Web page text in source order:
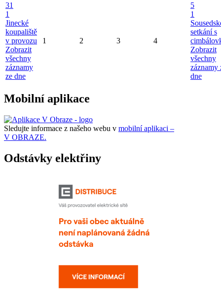
31
1
Jinecké
koupaliště
v provozu
Zobrazit
všechny
záznamy
ze dne
1 2 3 4
5
1
setkání s
Zobrazit
všechny
záznamy
dne
Mobilní aplikace
Sledujte informace z našeho webu v mobilní aplikaci –
V OBRAZE.
Odstávky elektřiny